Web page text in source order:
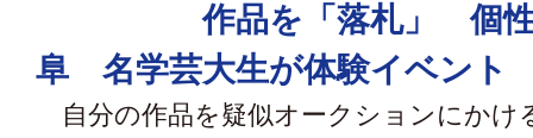
作品を「落札」 個
阜 名学芸大生が体験イベント
自分の作品を疑似オークションにかけ